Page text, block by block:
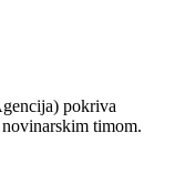
pokriva
timom.